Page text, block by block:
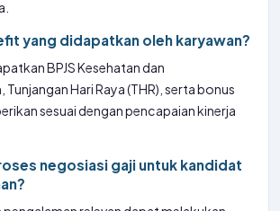
yang didapatkan oleh karyawan?
BPJS Kesehatan dan
Hari Raya (THR), serta bonus
sesuai dengan pencapaian kinerja
negosiasi gaji untuk kandidat